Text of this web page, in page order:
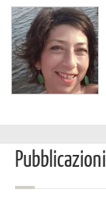
Pubblicazioni